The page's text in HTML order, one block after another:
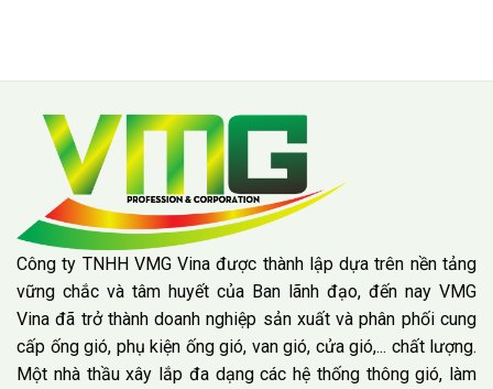
Công ty TNHH VMG Vina được thành lập dựa trên nền tảng
vững chắc và tâm huyết của Ban lãnh đạo, đến nay VMG
Vina đã trở thành doanh nghiệp sản xuất và phân phối cung
cấp ống gió, phụ kiện ống gió, van gió, cửa gió,... chất lượng.
Một nhà thầu xây lắp đa dạng các hệ thống thông gió, làm